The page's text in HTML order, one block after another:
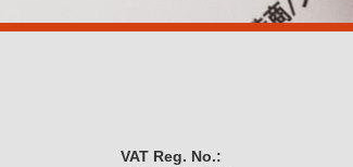
VAT Reg. No.: